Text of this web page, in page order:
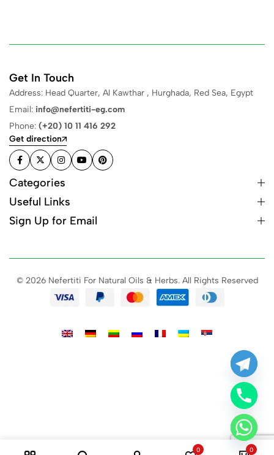
Get In Touch
Address: Head Quarter, Al Kawthar , Hurghada, Red Sea, Egypt
Email: info@nefertiti-eg.com
Phone: (+20) 10 11 416 292
Get direction
Categories
Useful Links
Sign Up for Email
© 2026 Nefertiti For Natural Oils & Herbs. All Rights Reserved
0 0